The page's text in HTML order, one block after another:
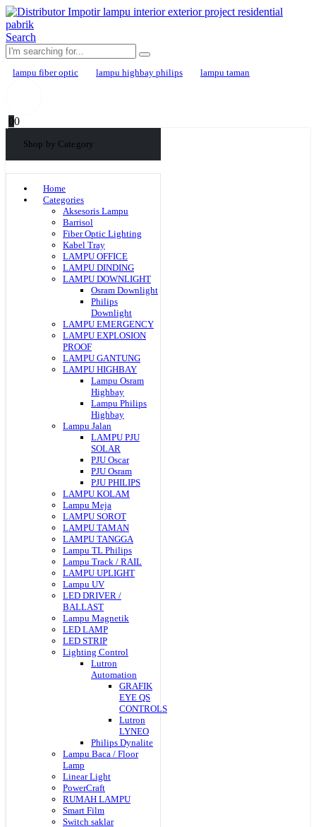
Search
lampu fiber optic lampu highbay philips lampu taman
00
Shop by Category
Home
Categories
Aksesoris Lampu
Barrisol
Fiber Optic Lighting
Kabel Tray
LAMPU OFFICE
LAMPU DINDING
LAMPU DOWNLIGHT
Osram Downlight
Philips
Downlight
LAMPU EMERGENCY
LAMPU EXPLOSION
PROOF
LAMPU GANTUNG
LAMPU HIGHBAY
Lampu Osram
Highbay
Lampu Philips
Highbay
Lampu Jalan
LAMPU PJU
SOLAR
PJU Oscar
PJU Osram
PJU PHILIPS
LAMPU KOLAM
Lampu Meja
LAMPU SOROT
LAMPU TAMAN
LAMPU TANGGA
Lampu TL Philips
Lampu Track / RAIL
LAMPU UPLIGHT
Lampu UV
LED DRIVER /
BALLAST
Lampu Magnetik
LED LAMP
LED STRIP
Lighting Control
Lutron
Automation
GRAFIK
EYE QS
CONTROLS
Lutron
LYNEO
Philips Dynalite
Lampu Baca / Floor
Lamp
Linear Light
PowerCraft
RUMAH LAMPU
Smart Film
Switch saklar